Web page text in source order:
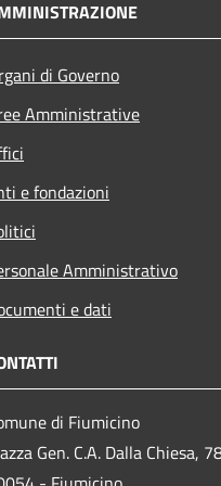
di Governo
Amministrative
e fondazioni
Amministrativo
e dati
di Fiumicino
Gen. C.A. Dalla Chiesa,